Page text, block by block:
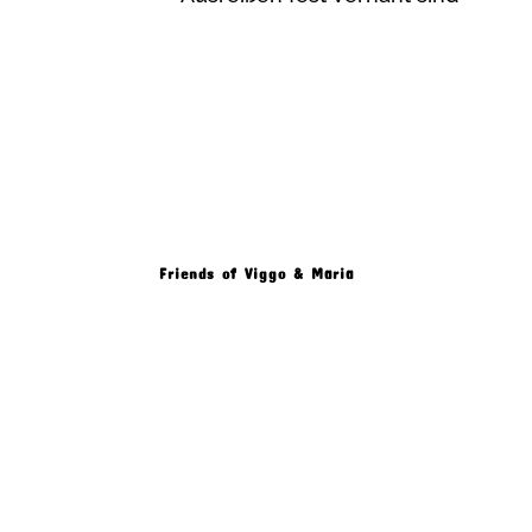
Friends of Viggo & Maria